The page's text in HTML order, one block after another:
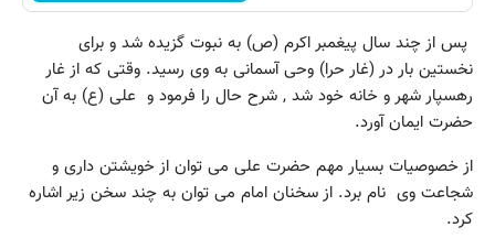
پس از چند سال پیغمبر اکرم (ص) به نبوت گزیده شد و برای
نخستین بار در (غار حرا) وحی آسمانی به وی رسید. وقتی که از غار
رهسپار شهر و خانه خود شد , شرح حال را فرمود و علی (ع) به آن
حضرت ایمان آورد.
از خصوصیات بسیار مهم حضرت علی می توان از خویشتن داری و ‌
شجاعت وی نام برد. از سخنان امام می توان به چند سخن زیر اشاره
کرد.